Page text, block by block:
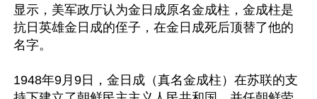
显示，美军政厅认为金日成原名金成柱，金成柱是
抗日英雄金日成的侄子，在金日成死后顶替了他的
名字。
1948年9月9日，金日成（真名金成柱）在苏联的支